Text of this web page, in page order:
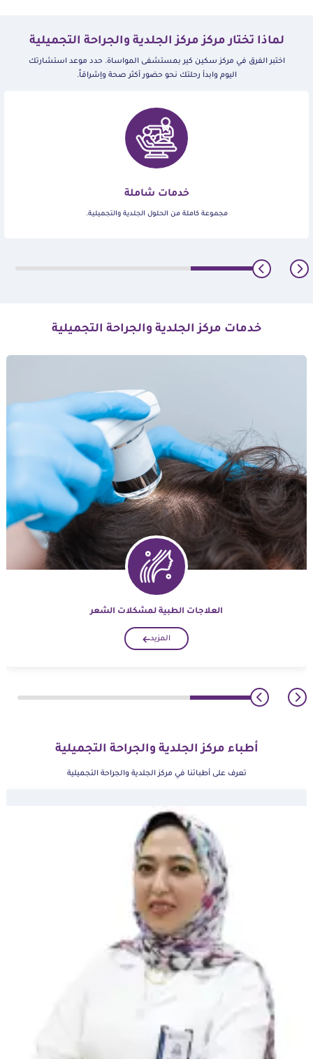
لماذا تختار مركز مركز الجلدية والجراحة التجميلية
اختبر الفرق في مركز سكين كير بمستشفى المواساة. حدد موعد استشارتك
اليوم وابدأ رحلتك نحو حضور أكثر صحة وإشراقاً.
خدمات شاملة
مجموعة كاملة من الحلول الجلدية والتجميلية.
خدمات مركز الجلدية والجراحة التجميلية
العلاجات الطبية لمشكلات الشعر
المزيد
أطباء مركز الجلدية والجراحة التجميلية
تعرف على أطبائنا في مركز الجلدية والجراحة التجميلية